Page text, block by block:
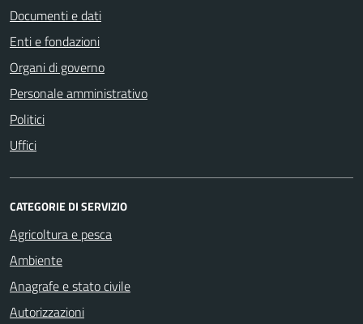
Documenti e dati
Enti e fondazioni
Organi di governo
Personale amministrativo
Politici
Uffici
CATEGORIE DI SERVIZIO
Agricoltura e pesca
Ambiente
Anagrafe e stato civile
Autorizzazioni